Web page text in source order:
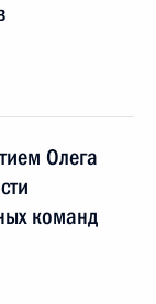
Олега
команд